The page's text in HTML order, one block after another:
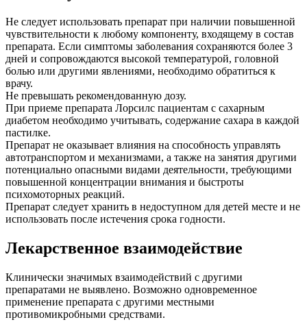
Не следует использовать препарат при наличии повышенной
чувствительности к любому компоненту, входящему в состав
препарата. Если симптомы заболевания сохраняются более 3
дней и сопровождаются высокой температурой, головной
болью или другими явлениями, необходимо обратиться к
врачу.
Не превышать рекомендованную дозу.
При приеме препарата Лорсилс пациентам с сахарным
диабетом необходимо учитывать, содержание сахара в каждой
пастилке.
Препарат не оказывает влияния на способность управлять
автотранспортом и механизмами, а также на занятия другими
потенциально опасными видами деятельности, требующими
повышенной концентрации внимания и быстроты
психомоторных реакций.
Препарат следует хранить в недоступном для детей месте и не
использовать после истечения срока годности.
Лекарственное взаимодействие
Клинически значимых взаимодействий с другими
препаратами не выявлено. Возможно одновременное
применение препарата с другими местными
противомикробными средствами.